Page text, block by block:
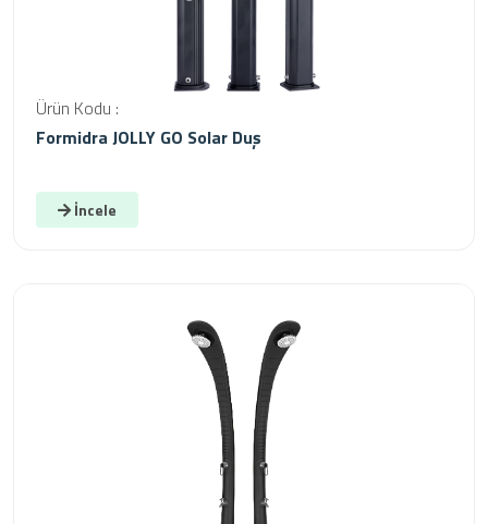
Ürün Kodu :
Formidra JOLLY GO Solar Duş
İncele